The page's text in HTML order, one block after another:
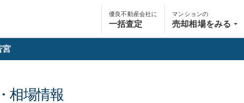
優良不動産会社に
一括査定
マンションの
売却相場をみる
宮
相場情報